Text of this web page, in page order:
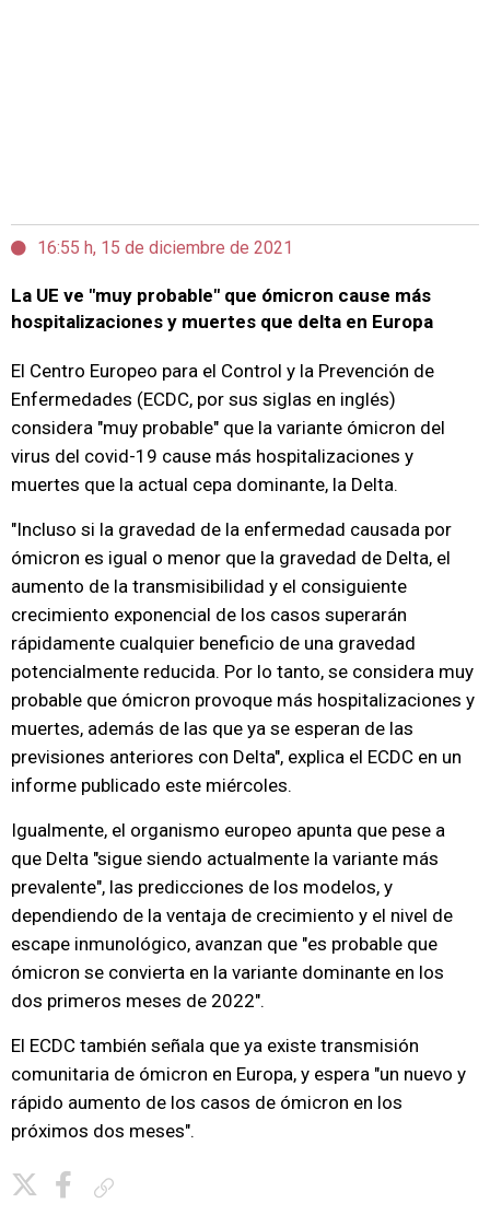
16:55 h, 15 de diciembre de 2021
La UE ve "muy probable" que ómicron cause más
hospitalizaciones y muertes que delta en Europa
El Centro Europeo para el Control y la Prevención de
Enfermedades (ECDC, por sus siglas en inglés)
considera "muy probable" que la variante ómicron del
virus del covid-19 cause más hospitalizaciones y
muertes que la actual cepa dominante, la Delta.
"Incluso si la gravedad de la enfermedad causada por
ómicron es igual o menor que la gravedad de Delta, el
aumento de la transmisibilidad y el consiguiente
crecimiento exponencial de los casos superarán
rápidamente cualquier beneficio de una gravedad
potencialmente reducida. Por lo tanto, se considera muy
probable que ómicron provoque más hospitalizaciones y
muertes, además de las que ya se esperan de las
previsiones anteriores con Delta", explica el ECDC en un
informe publicado este miércoles.
Igualmente, el organismo europeo apunta que pese a
que Delta "sigue siendo actualmente la variante más
prevalente", las predicciones de los modelos, y
dependiendo de la ventaja de crecimiento y el nivel de
escape inmunológico, avanzan que "es probable que
ómicron se convierta en la variante dominante en los
dos primeros meses de 2022".
El ECDC también señala que ya existe transmisión
comunitaria de ómicron en Europa, y espera "un nuevo y
rápido aumento de los casos de ómicron en los
próximos dos meses".